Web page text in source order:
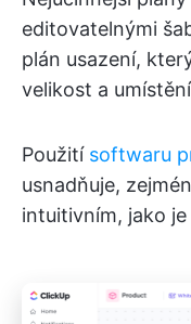
editovatelnými
plán usazení,
velikost a
Použití softwaru
usnadňuje,
intuitivním, jako je